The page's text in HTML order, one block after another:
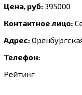
Цена, руб: 395000
Контактное лицо:
Адрес:
Телефон:
Рейтинг